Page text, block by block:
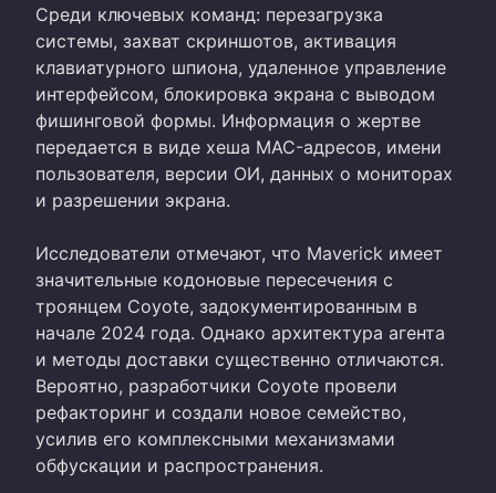
Среди ключевых команд: перезагрузка
системы, захват скриншотов, активация
клавиатурного шпиона, удаленное управление
интерфейсом, блокировка экрана с выводом
фишинговой формы. Информация о жертве
передается в виде хеша MAC-адресов, имени
пользователя, версии ОИ, данных о мониторах
и разрешении экрана.
Исследователи отмечают, что Maverick имеет
значительные кодоновые пересечения с
троянцем Coyote, задокументированным в
начале 2024 года. Однако архитектура агента
и методы доставки существенно отличаются.
Вероятно, разработчики Coyote провели
рефакторинг и создали новое семейство,
усилив его комплексными механизмами
обфускации и распространения.